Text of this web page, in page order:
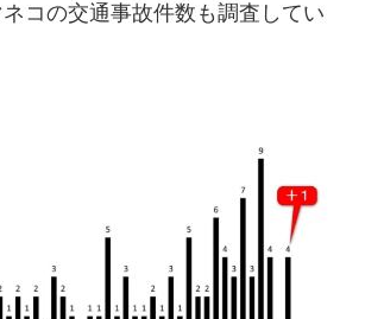
コの交通事故件数も調査してい